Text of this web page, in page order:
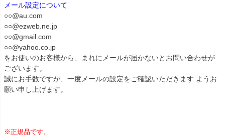
メール設定について
○○@au.com
○○@ezweb.ne.jp
○○@gmail.com
○○@yahoo.co.jp
をお使いのお客様から、まれにメールが届かないとお問い合わせが
ございます。
誠にお手数ですが、一度メールの設定をご確認いただきます ようお
願い申し上げます。
※正規品です。